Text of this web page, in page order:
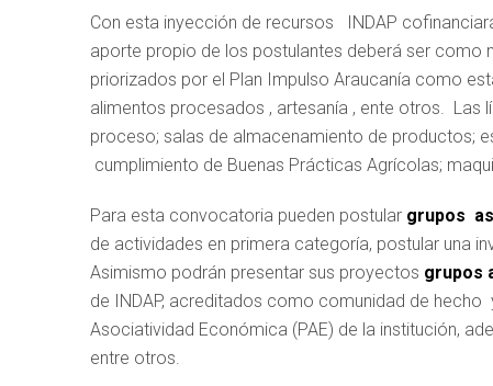
Con esta inyección de recursos INDAP
aporte propio de los postulantes deberá ser como
priorizados por el Plan Impulso Araucanía como
alimentos procesados , artesanía , ente otros. Las
proceso; salas de almacenamiento de productos;
cumplimiento de Buenas Prácticas Agrícolas;
Para esta convocatoria pueden postular grupos
de actividades en primera categoría, postular una
Asimismo podrán presentar sus proyectos grupos
de INDAP, acreditados como comunidad de
Asociatividad Económica (PAE) de la institución,
entre otros.